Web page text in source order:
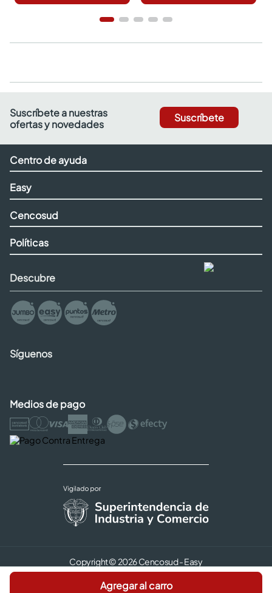
Agregar al carro
Suscríbete a nuestras
ofertas y novedades
Suscríbete
Centro de ayuda
Easy
Cencosud
Políticas
Descubre
Síguenos
Medios de pago
Copyright © 2026 Cencosud - Easy
Términos y Condiciones |
Seguridad y Privacidad |